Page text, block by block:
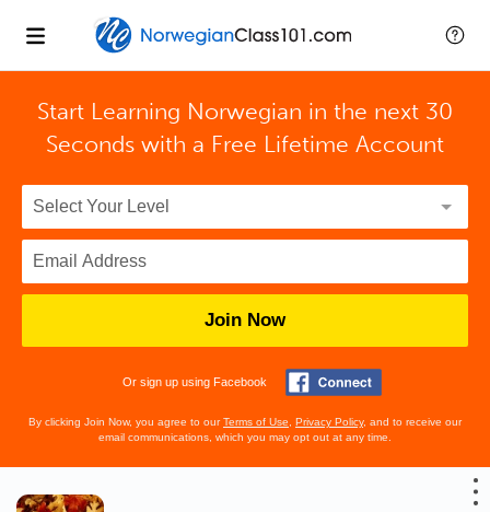
Start Learning Norwegian in the next 30
Seconds with a Free Lifetime Account
Join Now
Or sign up using Facebook
By clicking Join Now, you agree to ourTerms of Use Privacy Policy, and to receive our
email communications, which you may opt out at any time.